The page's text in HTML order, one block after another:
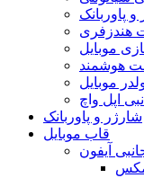
پاوربانک
هندزفری
موبایل
هوشمند
موبایل
اپل واچ
شارژر و پاوربانک
قاب موبایل
آیفون